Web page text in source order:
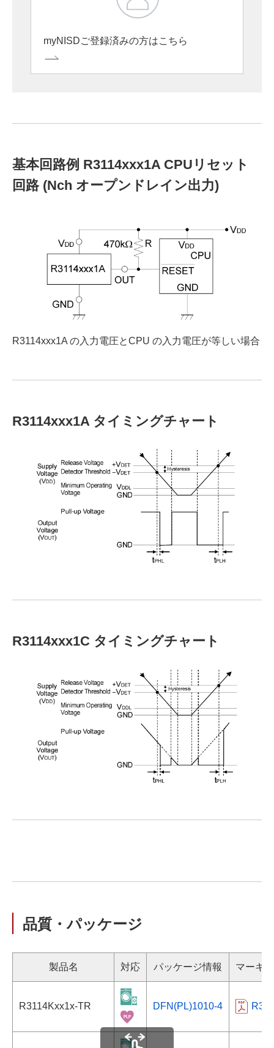
myNISDご登録済みの方はこちら
基本回路例 R3114xxx1A CPUリセット
回路 (Nch オープンドレイン出力)
R3114xxx1A の入力電圧とCPU の入力電圧が等しい場合
R3114xxx1A タイミングチャート
R3114xxx1C タイミングチャート
品質・パッケージ
製品名 対応 パッケージ情報 マーキ
R3114Kxx1x-TR DFN(PL)1010-4